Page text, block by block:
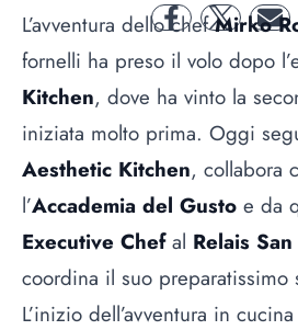
facebooktwitter mail
L’avventura dello chefMirko
fornelli ha preso il volo dopo
Kitchen, dove ha vinto la
iniziata molto prima. Oggi
Aesthetic Kitchen, collabora
l’Accademia del Gusto e da
Executive Chefal Relais
coordina il suo preparatissimo
L’inizio dell’avventura in cucina